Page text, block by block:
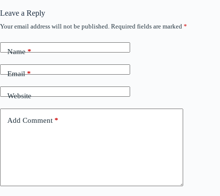
Leave a Reply
Your email address will not be published. Required fields are marked *
Name*
Email*
Website
Add Comment *